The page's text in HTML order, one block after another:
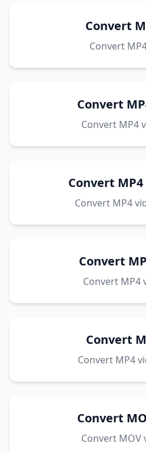
Convert
Convert
Convert
Convert MP4
Convert
Convert MP4
Convert
Convert MP4
Convert
Convert MP4
Convert
Convert